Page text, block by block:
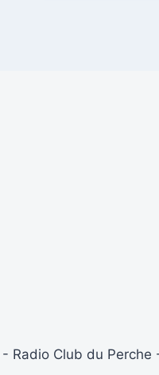
- Radio Club du Perche